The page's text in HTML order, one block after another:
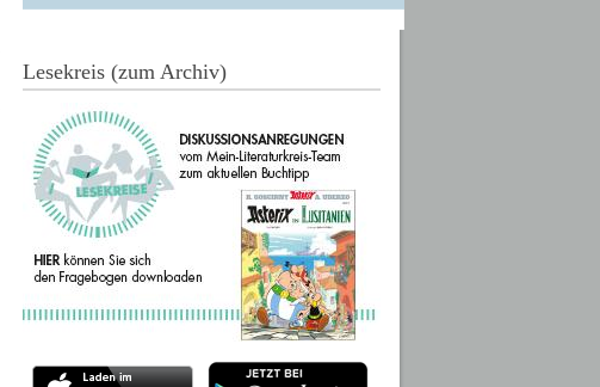
Lesekreis (zum Archiv)